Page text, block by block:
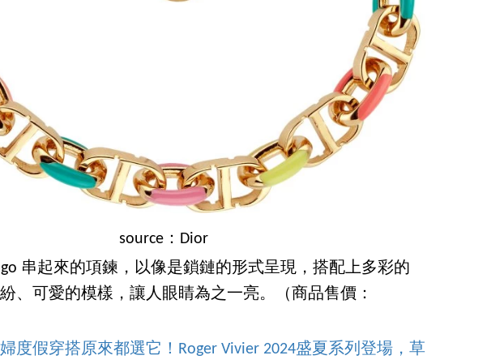
source：Dior
串起來的項鍊，以像是鎖鏈的形式呈現，搭配上多彩的
、可愛的模樣，讓人眼睛為之一亮。（商品售價：
度假穿搭原來都選它！Roger Vivier 2024盛夏系列登場，草